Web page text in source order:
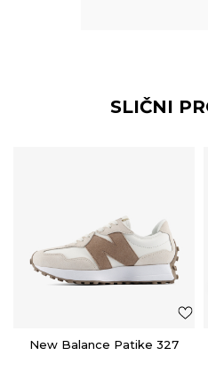
SLIČNI
New Balance Patike 327